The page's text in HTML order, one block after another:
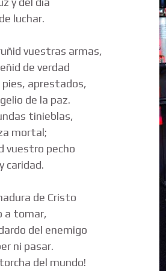
luchar.
vuestras armas,
de verdad
pies, aprestados,
de la paz.
tinieblas,
mortal;
vuestro pecho
caridad.
de Cristo
a tomar,
del enemigo
ni pasar.
del mundo!